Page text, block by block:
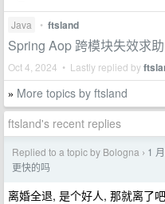
Java • ftsland
Spring Aop 跨模块失效求助
Oct 4, 2024 • Lastly replied by
» More topics by ftsland
ftsland's recent replies
Replied to a topic by Bologna › 1
更快的吗
离婚全退, 是个好人, 那就离了吧